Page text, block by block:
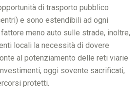
di trasporto pubblico
e sono estendibili ad ogni
meno auto sulle strade, inoltre,
locali la necessità di dovere
al potenziamento delle reti viarie
oggi sovente sacrificati,
protetti.